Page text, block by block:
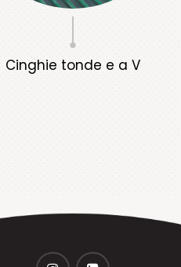
Cinghie tonde e a V